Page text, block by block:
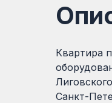
Квартира
Санкт-